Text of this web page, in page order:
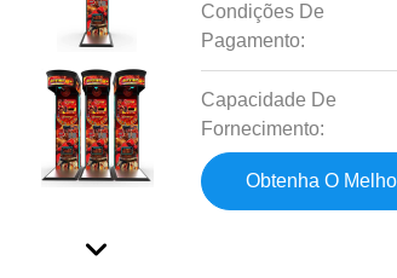
Condições De
Pagamento:
Capacidade De
Fornecimento:
Obtenha O